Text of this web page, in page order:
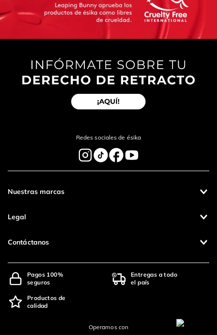
Redes sociales de ésika
Nuestras marcas
Legal
Contáctanos
Pagos 100%
seguros
Entregas a todo
el país
Productos de
calidad
Operamos con